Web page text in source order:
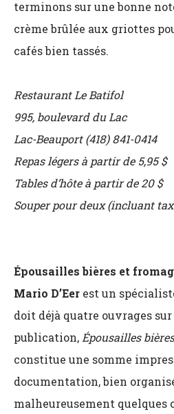
terminons sur une bonne
crème brûlée aux griottes
cafés bien tassés.
Restaurant Le Batifol
995, boulevard du Lac
Lac-Beauport (418) 841-0414
Repas légers à partir de 5,95 $
Tables d’hôte à partir de 20 $
Souper pour deux (incluant
Épousailles bières et
Mario D’Eer est un
doit déjà quatre ouvrages
publication, Épousailles
constitue une somme
documentation, bien
malheureusement quelques